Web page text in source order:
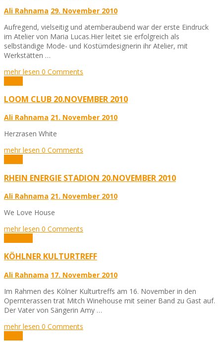
Ali Rahnama 29. November 2010
Aufregend, vielseitig und atemberaubend war der erste Eindruck
im Atelier von Maria Lucas.Hier leitet sie erfolgreich als
selbständige Mode- und Kostümdesignerin ihr Atelier, mit
Werkstätten …
mehr lesen 0 Comments
LOOM CLUB 20.NOVEMBER 2010
Ali Rahnama 21. November 2010
Herzrasen White
mehr lesen 0 Comments
RHEIN ENERGIE STADION 20.NOVEMBER 2010
Ali Rahnama 21. November 2010
We Love House
mehr lesen 0 Comments
KÖHLNER KULTURTREFF
Ali Rahnama 17. November 2010
Im Rahmen des Kölner Kulturtreffs am 16. November in den
Opernterassen trat Mitch Winehouse mit seiner Band zu Gast auf.
Der Vater von Sängerin Amy …
mehr lesen 0 Comments